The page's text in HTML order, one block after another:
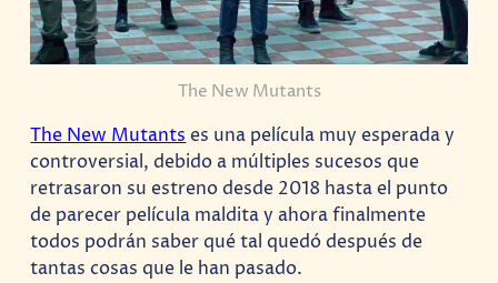
The New Mutants
The New Mutants es una película muy esperada y
controversial, debido a múltiples sucesos que
retrasaron su estreno desde 2018 hasta el punto
de parecer película maldita y ahora finalmente
todos podrán saber qué tal quedó después de
tantas cosas que le han pasado.